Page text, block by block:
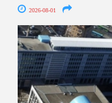
2026-08-01